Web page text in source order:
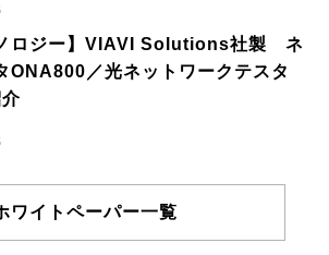
ノロジー】VIAVI Solutions社製 ネ
ONA800／光ネットワークテスタ
ワイトペーパー一覧